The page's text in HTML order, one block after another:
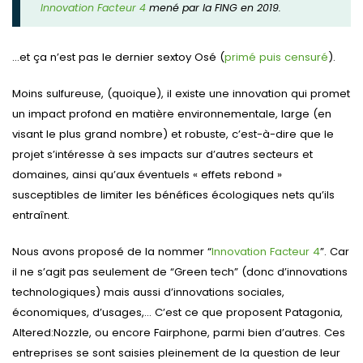
Innovation Facteur 4 mené par la FING en 2019.
…et ça n’est pas le dernier sextoy Osé (primé puis censuré).
Moins sulfureuse, (quoique), il existe une innovation qui promet
un impact profond en matière environnementale, large (en
visant le plus ­grand nombre) et robuste, c’est-à-dire que le
projet s’intéresse à ses impacts sur d’autres secteurs et
domaines, ainsi qu’aux éventuels « effets rebond »
susceptibles de limiter les bénéfices écologiques nets qu’ils
entraînent.
Nous avons proposé de la nommer “Innovation Facteur 4”. Car
il ne s’agit pas seulement de “Green tech” (donc d’innovations
technologiques) mais aussi d’innovations sociales,
économiques, d’usages,… C’est ce que proposent Patagonia,
Altered:Nozzle, ou encore Fairphone, parmi bien d’autres. Ces
entreprises se sont saisies pleinement de la question de leur